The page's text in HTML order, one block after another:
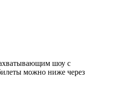
шоу с
можно ниже через